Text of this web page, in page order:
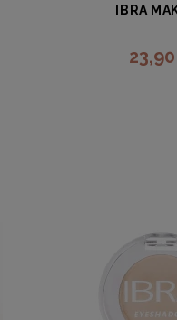
IBRA
IBRA
23,90